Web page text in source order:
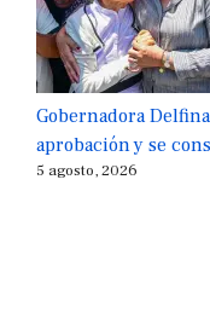
Gobernadora
aprobación y se
5 agosto, 2026